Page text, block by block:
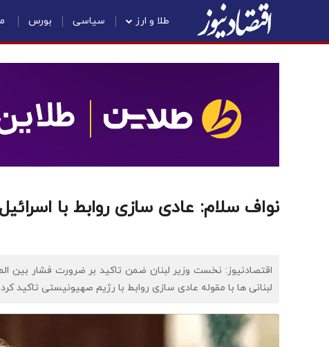
طلا و ارز سیاسی بورس
نواف سلام: عادی سازی روابط با
اقتصادنیوز: نخست وزیر لبنان ضمن تاکید بر ضرورت فشار بین
لبنانی ها با مقوله عادی سازی روابط با رژیم صهیونیستی تاکید کرد.